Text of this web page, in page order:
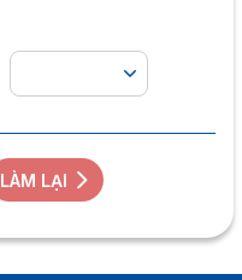
LÀM LẠI